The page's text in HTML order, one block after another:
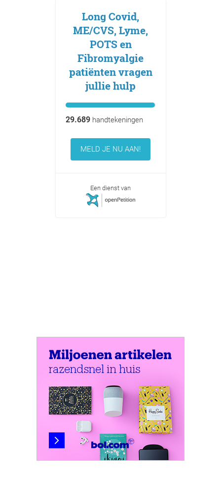
Long Covid,
ME/CVS, Lyme,
POTS en
Fibromyalgie
patiënten vragen
jullie hulp
29.689handtekeningen
MELD JE NU AAN!
Een dienst van